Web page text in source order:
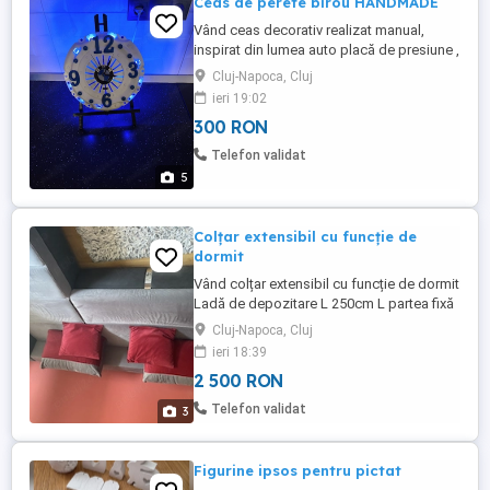
5
Vând ceas decorativ realizat manual,
inspirat din lumea auto placă de presiune ,
ideal pentru fanii BMW și pasionații de
mașini.
Cluj-Napoca, Cluj
ieri 19:02
300 RON
Telefon validat
3
Colțar extensibil cu funcție de
dormit
Vând colțar extensibil cu funcție de dormit
Ladă de depozitare L 250cm L partea fixă
160cm l canapea 90 cm l pat spațiu de
dormit 150cm
Cluj-Napoca, Cluj
ieri 18:39
2 500 RON
Telefon validat
Figurine ipsos pentru pictat